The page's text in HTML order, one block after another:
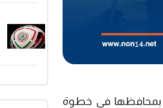
بمحافظها في خطوة